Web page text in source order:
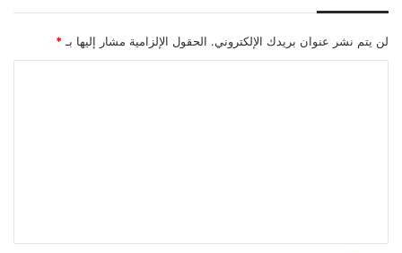
لن يتم نشر عنوان بريدك الإلكتروني. الحقول الإلزامية مشار إليها بـ*